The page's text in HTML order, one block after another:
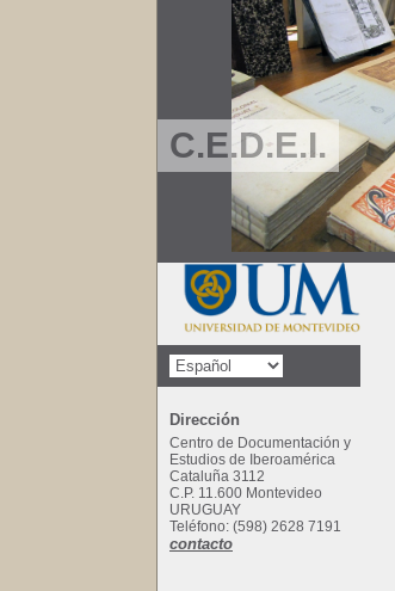
C.E.D.E.I.
Dirección
Centro de Documentación y
Estudios de Iberoamérica
Cataluña 3112
C.P. 11.600 Montevideo
URUGUAY
Teléfono: (598) 2628 7191
contacto